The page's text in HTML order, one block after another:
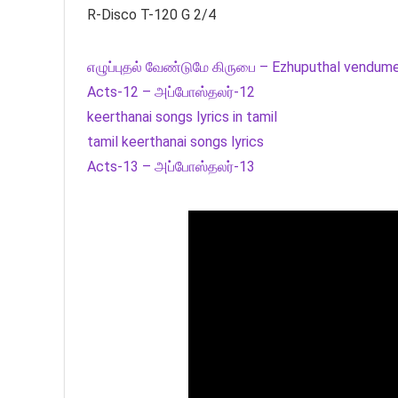
R-Disco T-120 G 2/4
எழுப்புதல் வேண்டுமே கிருபை – Ezhuputhal
Acts-12 – அப்போஸ்தலர்-12
keerthanai songs lyrics in tamil
tamil keerthanai songs lyrics
Acts-13 – அப்போஸ்தலர்-13